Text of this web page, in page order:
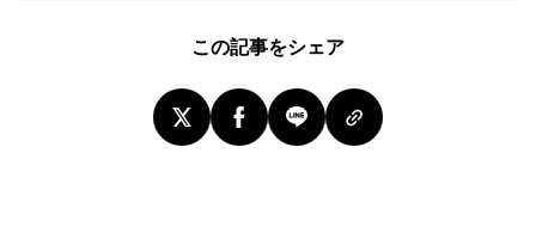
この記事をシェア